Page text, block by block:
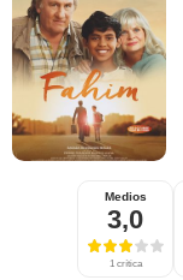
Medios
3,0
1 crítica